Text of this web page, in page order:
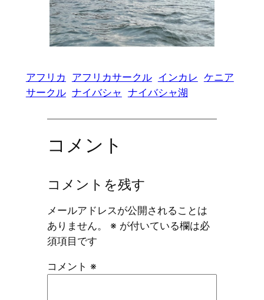
アフリカ アフリカサークル インカレ ケニア
サークル ナイバシャ ナイバシャ湖
コメント
コメントを残す
メールアドレスが公開されることは
ありません。
※ が付いている欄は必
須項目です
コメント ※